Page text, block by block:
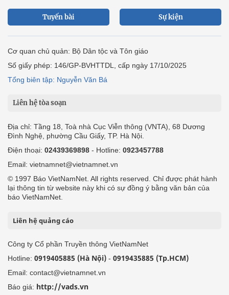
Tuyến bài Sự kiện
Cơ quan chủ quản: Bộ Dân tộc và Tôn giáo
Số giấy phép: 146/GP-BVHTTDL, cấp ngày 17/10/2025
Tổng biên tập: Nguyễn Văn Bá
Liên hệ tòa soạn
Địa chỉ: Tầng 18, Toà nhà Cục Viễn thông (VNTA), 68 Dương
Đình Nghệ, phường Cầu Giấy, TP. Hà Nội.
Điện thoại: 02439369898 - Hotline: 0923457788
Email: vietnamnet@vietnamnet.vn
© 1997 Báo VietNamNet. All rights reserved. Chỉ được phát hành
lại thông tin từ website này khi có sự đồng ý bằng văn bản của
báo VietNamNet.
Liên hệ quảng cáo
Công ty Cổ phần Truyền thông VietNamNet
Hotline: 0919405885 (Hà Nội) - 0919435885 (Tp.HCM)
Email: contact@vietnamnet.vn
Báo giá: http://vads.vn